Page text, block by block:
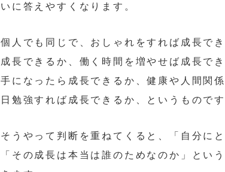
いに答えやすくなります。
個人でも同じで、おしゃれをすれば成長で
成長できるか、働く時間を増やせば成長で
手になったら成長できるか、健康や人間関
日勉強すれば成長できるか、というものです
そうやって判断を重ねてくると、「自分に
「その成長は本当は誰のためなのか」とい